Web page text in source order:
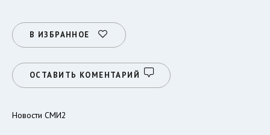
В ИЗБРАННОЕ
ОСТАВИТЬ КОМЕНТАРИЙ
Новости СМИ2